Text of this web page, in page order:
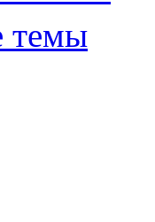
темы